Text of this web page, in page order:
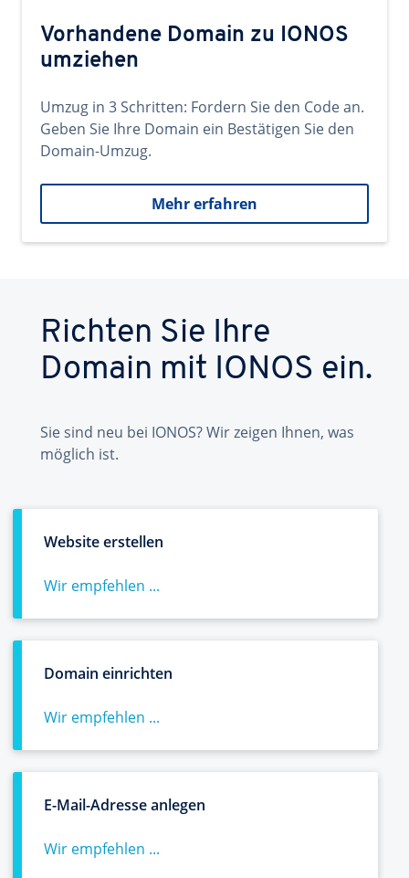
Vorhandene Domain zu IONOS
umziehen
Umzug in 3 Schritten: Fordern Sie den Code an.
Geben Sie Ihre Domain ein Bestätigen Sie den
Domain-Umzug.
Mehr erfahren
Richten Sie Ihre
Domain mit IONOS ein.
Sie sind neu bei IONOS? Wir zeigen Ihnen, was
möglich ist.
Website erstellen
Wir empfehlen ...
Domain einrichten
Wir empfehlen ...
E-Mail-Adresse anlegen
Wir empfehlen ...